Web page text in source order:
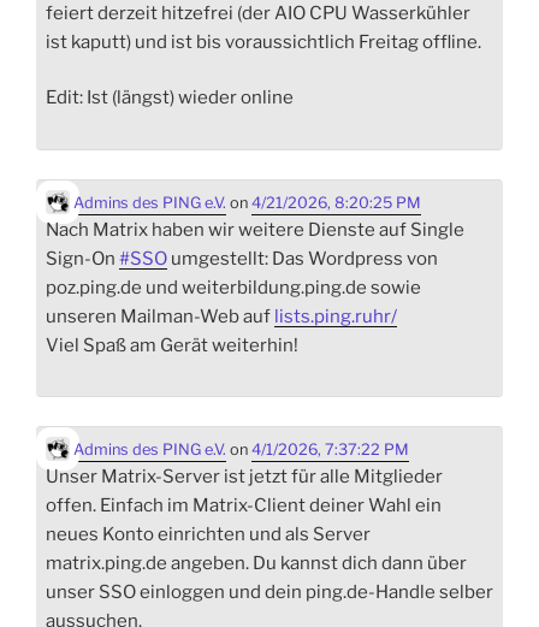
feiert derzeit hitzefrei (der AIO CPU Wasserkühler
ist kaputt) und ist bis voraussichtlich Freitag offline.
Edit: Ist (längst) wieder online
Admins des PING e.V. on 4/21/2026, 8:20:25 PM
Nach Matrix haben wir weitere Dienste auf Single
Sign-On #SSO umgestellt: Das Wordpress von
poz.ping.de und weiterbildung.ping.de sowie
unseren Mailman-Web auf lists.ping.ruhr/
Viel Spaß am Gerät weiterhin!
Admins des PING e.V. on 4/1/2026, 7:37:22 PM
Unser Matrix-Server ist jetzt für alle Mitglieder
offen. Einfach im Matrix-Client deiner Wahl ein
neues Konto einrichten und als Server
matrix.ping.de angeben. Du kannst dich dann über
unser SSO einloggen und dein ping.de-Handle selber
aussuchen.